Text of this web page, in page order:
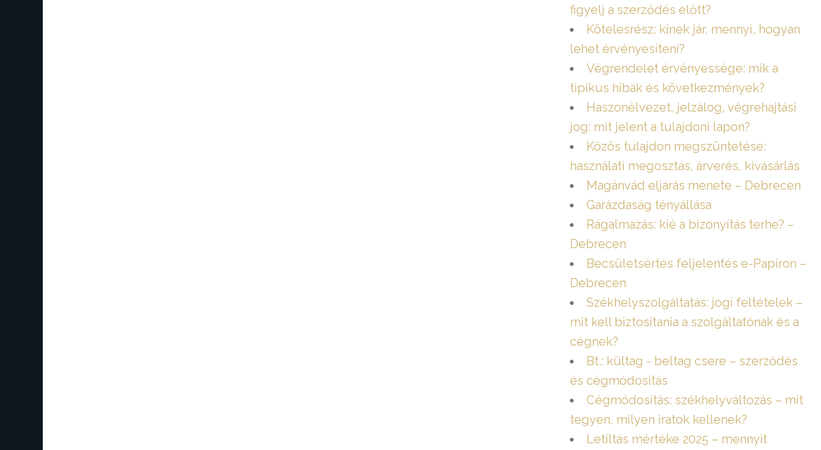
figyelj a szerződés előtt?
Kötelesrész: kinek jár, mennyi, hogyan
lehet érvényesíteni?
Végrendelet érvényessége: mik a
tipikus hibák és következmények?
Haszonélvezet, jelzálog, végrehajtási
jog: mit jelent a tulajdoni lapon?
Közös tulajdon megszüntetése:
használati megosztás, árverés, kivásárlás
Magánvád eljárás menete – Debrecen
Garázdaság tényállása
Rágalmazás: kié a bizonyítás terhe? –
Debrecen
Becsületsértés feljelentés e-Papíron –
Debrecen
Székhelyszolgáltatás: jogi feltételek –
mit kell biztosítania a szolgáltatónak és a
cégnek?
Bt.: kültag - beltag csere – szerződés
és cégmódosítás
Cégmódosítás: székhelyváltozás – mit
tegyen, milyen iratok kellenek?
Letiltás mértéke 2025 – mennyit